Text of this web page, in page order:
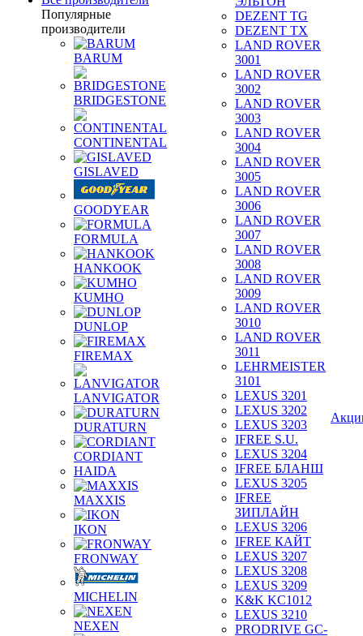
Популярные
производители
BARUM
BRIDGESTONE
CONTINENTAL
GISLAVED
GOODYEAR
FORMULA
HANKOOK
KUMHO
DUNLOP
FIREMAX
LANVIGATOR
DURATURN
CORDIANT
HAIDA
MAXXIS
IKON
FRONWAY
MICHELIN
NEXEN
DEZENT TG
DEZENT TX
LAND ROVER
3001
LAND ROVER
3002
LAND ROVER
3003
LAND ROVER
3004
LAND ROVER
3005
LAND ROVER
3006
LAND ROVER
3007
LAND ROVER
3008
LAND ROVER
3009
LAND ROVER
3010
LAND ROVER
3011
LEHRMEISTER
3101
LEXUS 3201
LEXUS 3202
LEXUS 3203
IFREE S.U.
LEXUS 3204
IFREE БЛАНШ
LEXUS 3205
IFREE
ЗИПЛАЙН
LEXUS 3206
IFREE КАЙТ
LEXUS 3207
LEXUS 3208
LEXUS 3209
K&K KC1012
LEXUS 3210
PRODRIVE GC-